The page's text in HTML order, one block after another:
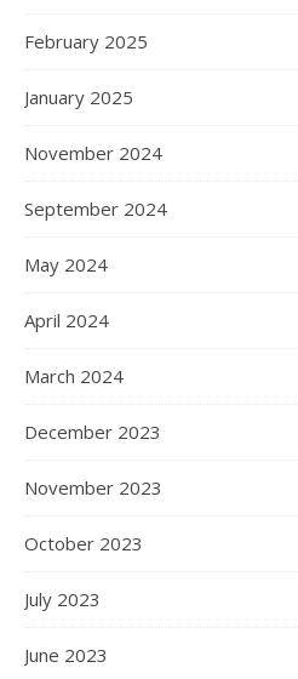
February 2025
January 2025
November 2024
September 2024
May 2024
April 2024
March 2024
December 2023
November 2023
October 2023
July 2023
June 2023